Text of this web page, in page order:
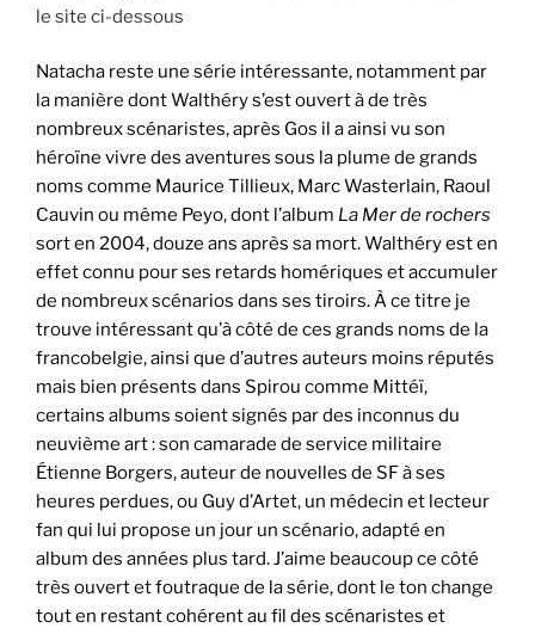
le site ci-dessous
Natacha reste une série intéressante, notamment par
la manière dont Walthéry s’est ouvert à de très
nombreux scénaristes, après Gos il a ainsi vu son
héroïne vivre des aventures sous la plume de grands
noms comme Maurice Tillieux, Marc Wasterlain, Raoul
Cauvin ou même Peyo, dont l’album La Mer de rochers
sort en 2004, douze ans après sa mort. Walthéry est en
effet connu pour ses retards homériques et accumuler
de nombreux scénarios dans ses tiroirs. À ce titre je
trouve intéressant qu’à côté de ces grands noms de la
francobelgie, ainsi que d’autres auteurs moins réputés
mais bien présents dans Spirou comme Mittéï,
certains albums soient signés par des inconnus du
neuvième art : son camarade de service militaire
Étienne Borgers, auteur de nouvelles de SF à ses
heures perdues, ou Guy d’Artet, un médecin et lecteur
fan qui lui propose un jour un scénario, adapté en
album des années plus tard. J’aime beaucoup ce côté
très ouvert et foutraque de la série, dont le ton change
tout en restant cohérent au fil des scénaristes et